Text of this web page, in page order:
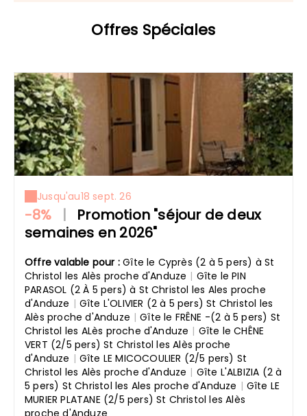
Offres Spéciales
Jusqu'au18 sept. 26
-8%
Promotion "séjour de deux
semaines en 2026"
Offre valable pour :Gîte le Cyprès (2 à 5 pers) à St
Christol les Alès proche d'Anduze | Gîte le PIN
PARASOL (2 À 5 pers) à St Christol les Ales proche
d'Anduze | Gîte L'OLIVIER (2 à 5 pers) St Christol les
Alès proche d'Anduze | Gîte le FRÊNE -(2 à 5 pers) St
Christol les ALès proche d'Anduze | Gîte le CHÊNE
VERT (2/5 pers) St Christol les Alès proche
d'Anduze | Gîte LE MICOCOULIER (2/5 pers) St
Christol les Alès proche d'Anduze | Gîte L'ALBIZIA (2 à
5 pers) St Christol les Ales proche d'Anduze | Gîte LE
MURIER PLATANE (2/5 pers) St Christol les Alès
proche d'Anduze